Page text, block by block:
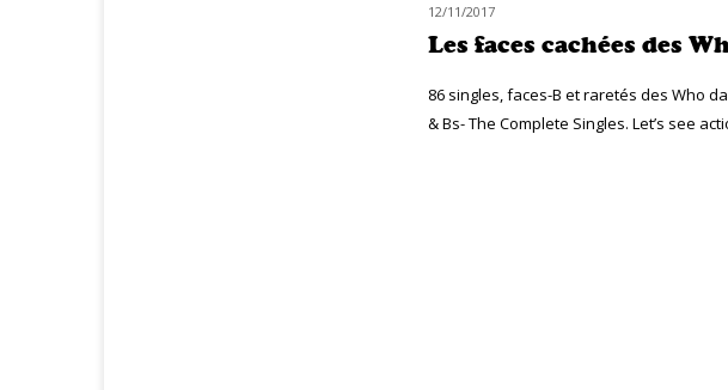
12/11/2017
Les faces cachées des
86 singles, faces-B et raretés des Who
& Bs- The Complete Singles. Let’s see